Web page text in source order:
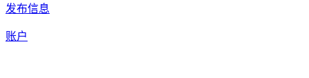
发布信息
账户